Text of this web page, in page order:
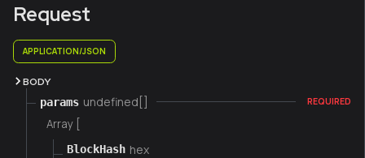
Request
APPLICATION/JSON
BODY
params undefined[] REQUIRED
Array [
BlockHash hex